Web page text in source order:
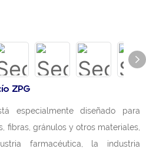
ZPG
especialmente diseñado para
fibras, gránulos y otros materiales,
farmacéutica, la industria